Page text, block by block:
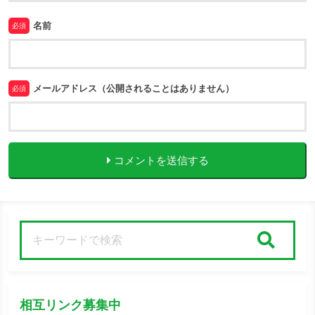
必須 名前
必須 メールアドレス（公開されることはありません）
コメントを送信する
相互リンク募集中